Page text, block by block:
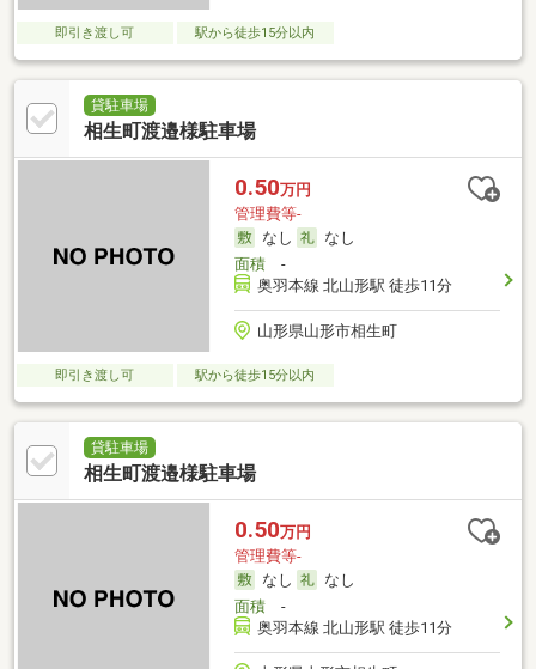
即引き渡し可 駅から徒歩15分以内
貸駐車場
相生町渡邉様駐車場
0.50万円
管理費等-
なし
なし
面積-
奥羽本線 北山形駅 徒歩11分
山形県山形市相生町
即引き渡し可 駅から徒歩15分以内
貸駐車場
相生町渡邉様駐車場
0.50万円
管理費等-
なし
なし
面積-
奥羽本線 北山形駅 徒歩11分